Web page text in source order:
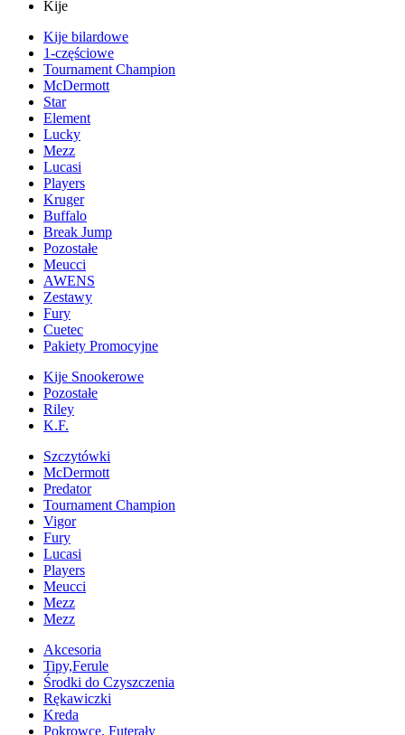
Kije
Kije bilardowe
1-częściowe
Tournament Champion
McDermott
Star
Element
Lucky
Mezz
Lucasi
Players
Kruger
Buffalo
Break Jump
Pozostałe
Meucci
AWENS
Zestawy
Fury
Cuetec
Pakiety Promocyjne
Kije Snookerowe
Pozostałe
Riley
K.F.
Szczytówki
McDermott
Predator
Tournament Champion
Vigor
Fury
Lucasi
Players
Meucci
Mezz
Mezz
Akcesoria
Tipy,Ferule
Środki do Czyszczenia
Rękawiczki
Kreda
Pokrowce, Futerały